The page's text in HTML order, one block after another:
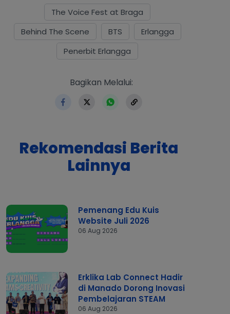
The Voice Fest at Braga
Behind The Scene
BTS
Erlangga
Penerbit Erlangga
https://www.erlangga.co.id/
Bagikan Melalui:
Rekomendasi Berita
Lainnya
Pemenang Edu Kuis
Website Juli 2026
06 Aug 2026
Erklika Lab Connect Hadir
di Manado Dorong Inovasi
Pembelajaran STEAM
06 Aug 2026